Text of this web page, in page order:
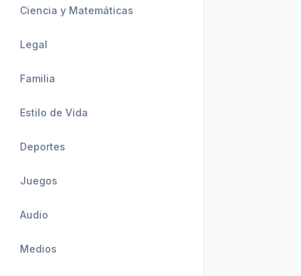
Ciencia y Matemáticas
Legal
Familia
Estilo de Vida
Deportes
Juegos
Audio
Medios